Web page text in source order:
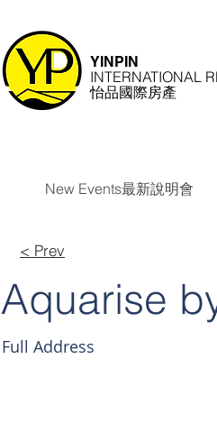
YINPIN
INTERNATIONAL
怡品國際房產
New Events最新說明會
< Prev
Aquarise
Full Address